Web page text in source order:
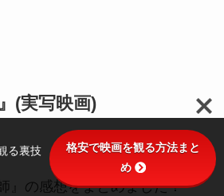
(実写映画)
』の感想をまとめました！
る裏技
格安で映画を観る方法まと
め